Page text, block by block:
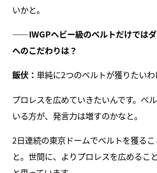
いかと。
――IWGPヘビー級のベルトだけでは
へのこだわりは？
飯伏： 単純に2つのベルトが獲りたいわ
プロレスを広めていきたいんです。ベ
いる方が、発言力は増すのかなと。
2日連続の東京ドームでベルトを獲る
と。世間に、よりプロレスを広めるこ